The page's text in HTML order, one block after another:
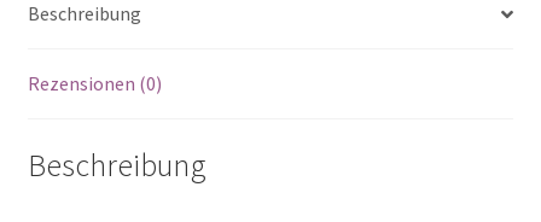
Beschreibung
Rezensionen (0)
Beschreibung